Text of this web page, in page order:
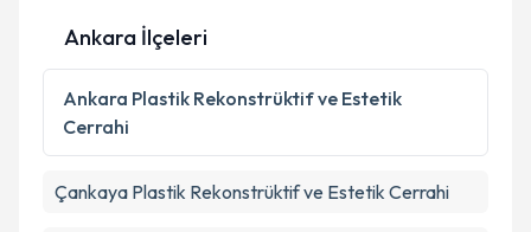
Ankara İlçeleri
Ankara Plastik Rekonstrüktif ve Estetik
Cerrahi
Çankaya Plastik Rekonstrüktif ve Estetik Cerrahi